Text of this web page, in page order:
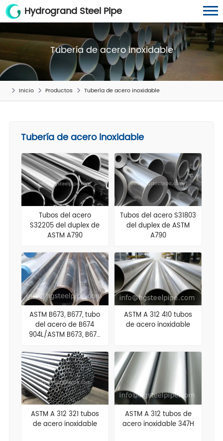
Hydrogrand Steel Pipe
Tubería de acero inoxidable
Inicio Productos Tubería de acero inoxidable
Tubería de acero inoxidable
Tubos del acero
S32205 del duplex de
ASTM A790
Tubos del acero S31803
del duplex de ASTM
A790
ASTM B673, B677, tubo
del acero de B674
904L/ASTM B673, B677,
inoxidable de B674
904L
ASTM A 312 410 tubos
de acero inoxidable
ASTM A 312 321 tubos
de acero inoxidable
ASTM A 312 tubos de
acero inoxidable 347H